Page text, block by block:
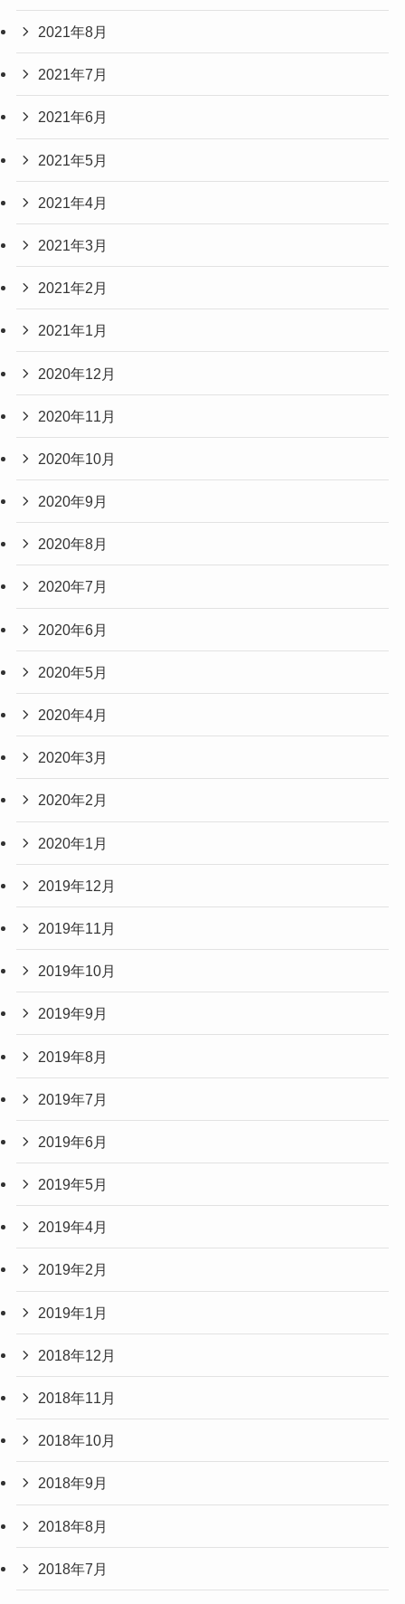
2021年8月
2021年7月
2021年6月
2021年5月
2021年4月
2021年3月
2021年2月
2021年1月
2020年12月
2020年11月
2020年10月
2020年9月
2020年8月
2020年7月
2020年6月
2020年5月
2020年4月
2020年3月
2020年2月
2020年1月
2019年12月
2019年11月
2019年10月
2019年9月
2019年8月
2019年7月
2019年6月
2019年5月
2019年4月
2019年2月
2019年1月
2018年12月
2018年11月
2018年10月
2018年9月
2018年8月
2018年7月